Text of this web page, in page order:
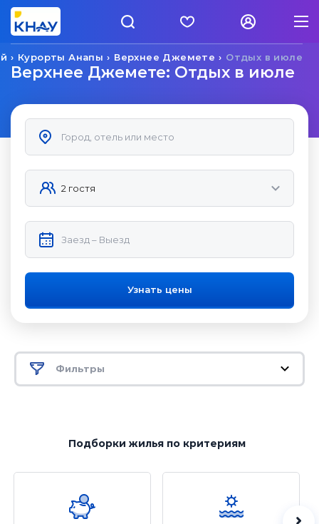
Отдых в июле
Верхнее Джемете
Курорты Анапы
Верхнее Джемете: Отдых в июле
Узнать цены
Фильтры
Подборки жильяпо критериям